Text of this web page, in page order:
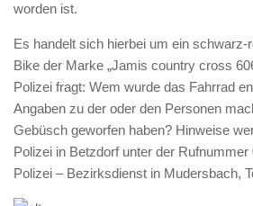
worden ist.
Es handelt sich hierbei um ein
Bike der Marke „Jamis country cross
Polizei fragt: Wem wurde das Fahrrad
Angaben zu der oder den Personen
Gebüsch geworfen haben? Hinweise
Polizei in Betzdorf unter der Rufnummer
Polizei – Bezirksdienst in Mudersbach,